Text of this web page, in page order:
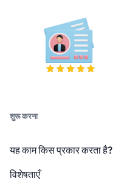
शुरू करना
यह काम किस प्रकार करता है?
विशेषताएँ